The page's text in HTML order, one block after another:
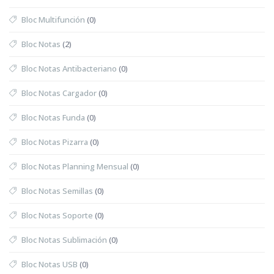
Bloc Multifunción (0)
Bloc Notas (2)
Bloc Notas Antibacteriano (0)
Bloc Notas Cargador(0)
Bloc Notas Funda (0)
Bloc Notas Pizarra (0)
Bloc Notas Planning Mensual (0)
Bloc Notas Semillas (0)
Bloc Notas Soporte (0)
Bloc Notas Sublimación (0)
Bloc Notas USB (0)